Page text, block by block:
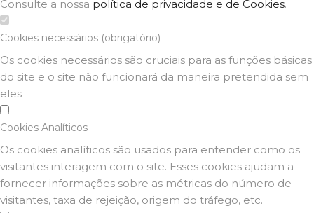
Consulte a nossa política de privacidade e de Cookies.
Cookies necessários (obrigatório)
Os cookies necessários são cruciais para as funções básicas
do site e o site não funcionará da maneira pretendida sem
eles
Cookies Analíticos
Os cookies analíticos são usados para entender como os
visitantes interagem com o site. Esses cookies ajudam a
fornecer informações sobre as métricas do número de
visitantes, taxa de rejeição, origem do tráfego, etc.